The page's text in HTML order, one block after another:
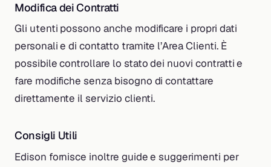
Modifica dei Contratti
Gli utenti possono anche modificare i propri dati
personali e di contatto tramite l’Area Clienti. È
possibile controllare lo stato dei nuovi contratti e
fare modifiche senza bisogno di contattare
direttamente il servizio clienti.
Consigli Utili
Edison fornisce inoltre guide e suggerimenti per